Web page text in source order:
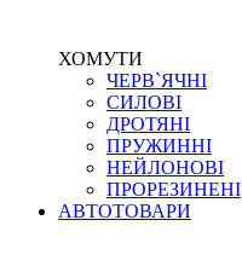
ХОМУТИ
ЧЕРВ`ЯЧНІ
СИЛОВІ
ДРОТЯНІ
ПРУЖИННІ
НЕЙЛОНОВІ
ПРОРЕЗИНЕНІ
АВТОТОВАРИ